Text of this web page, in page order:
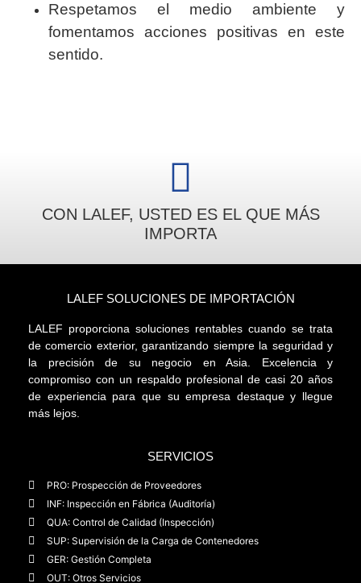
Respetamos el medio ambiente y
fomentamos acciones positivas en este
sentido.
CON LALEF, USTED ES EL QUE MÁS
IMPORTA
LALEF SOLUCIONES DE IMPORTACIÓN
LALEF proporciona soluciones rentables cuando se trata
de comercio exterior, garantizando siempre la seguridad y
la precisión de su negocio en Asia. Excelencia y
compromiso con un respaldo profesional de casi 20 años
de experiencia para que su empresa destaque y llegue
más lejos.
SERVICIOS
PRO: Prospección de Proveedores
INF: Inspección en Fábrica (Auditoría)
QUA: Control de Calidad (Inspección)
SUP: Supervisión de la Carga de Contenedores
GER: Gestión Completa
OUT: Otros Servicios